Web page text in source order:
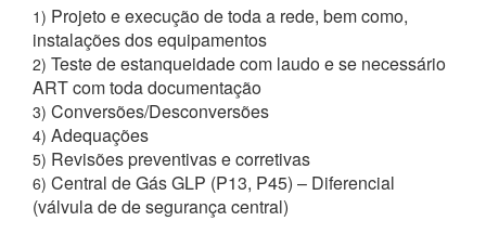
1) Projeto e execução de toda a rede, bem como,
instalações dos equipamentos
2) Teste de estanqueidade com laudo e se necessário
ART com toda documentação
3) Conversões/Desconversões
4) Adequações
5) Revisões preventivas e corretivas
6) Central de Gás GLP (P13, P45) – Diferencial
(válvula de de segurança central)